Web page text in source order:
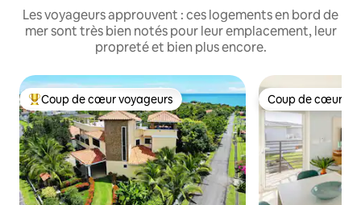
Les voyageurs approuvent : ces logements en bord de
mer sont très bien notés pour leur emplacement, leur
propreté et bien plus encore.
Coups de cœur voyageurs les plus appréciés
Coup de cœur voyageurs Coup de cœur
Coup de cœur